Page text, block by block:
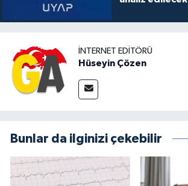
İNTERNET EDITÖRÜ
Hüseyin Çözen
Bunlar da ilginizi çekebilir